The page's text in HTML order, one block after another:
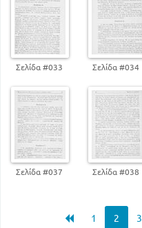
Σελίδα #033 Σελίδα #034
Σελίδα #037 Σελίδα #038
1 2 3